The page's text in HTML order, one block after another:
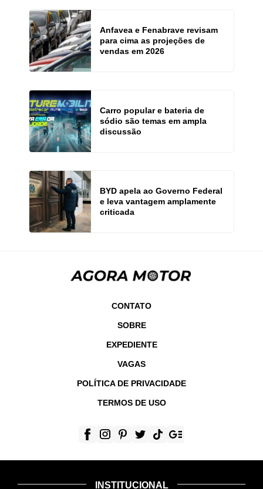
Anfavea e Fenabrave revisam
para cima as projeções de
vendas em 2026
Carro popular e bateria de
sódio são temas em ampla
discussão
BYD apela ao Governo Federal
e leva vantagem amplamente
criticada
CONTATO
SOBRE
EXPEDIENTE
VAGAS
POLÍTICA DE PRIVACIDADE
TERMOS DE USO
INSTITUCIONAL